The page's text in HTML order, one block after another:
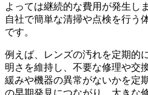
よっては継続的な費用が発生し
自社で簡単な清掃や点検を行う
です。
例えば、レンズの汚れを定期的
明さを維持し、不要な修理や交
緩みや機器の異常がないかを定